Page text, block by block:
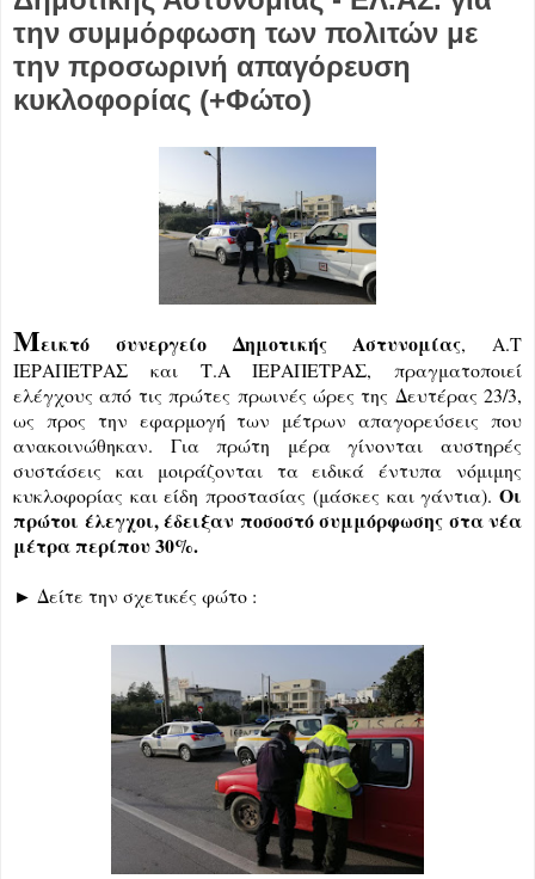
την συμμόρφωση των πολιτών με
την προσωρινή απαγόρευση
κυκλοφορίας (+Φώτο)
Μεικτό συνεργείο Δημοτικής Αστυνομίας, Α.Τ
ΙΕΡΑΠΕΤΡΑΣ και Τ.Α ΙΕΡΑΠΕΤΡΑΣ, πραγματοποιεί
ελέγχους από τις πρώτες πρωινές ώρες της Δευτέρας 23/3,
ως προς την εφαρμογή των μέτρων απαγορεύσεις που
ανακοινώθηκαν. Για πρώτη μέρα γίνονται αυστηρές
συστάσεις και μοιράζονται τα ειδικά έντυπα νόμιμης
κυκλοφορίας και είδη προστασίας (μάσκες και γάντια). Οι
πρώτοι έλεγχοι, έδειξαν ποσοστό συμμόρφωσης στα νέα
μέτρα περίπου 30%.
► Δείτε την σχετικές φώτο :